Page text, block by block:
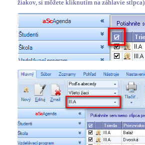
žiakov, si môžete kliknutím na záhlavie stĺpca).